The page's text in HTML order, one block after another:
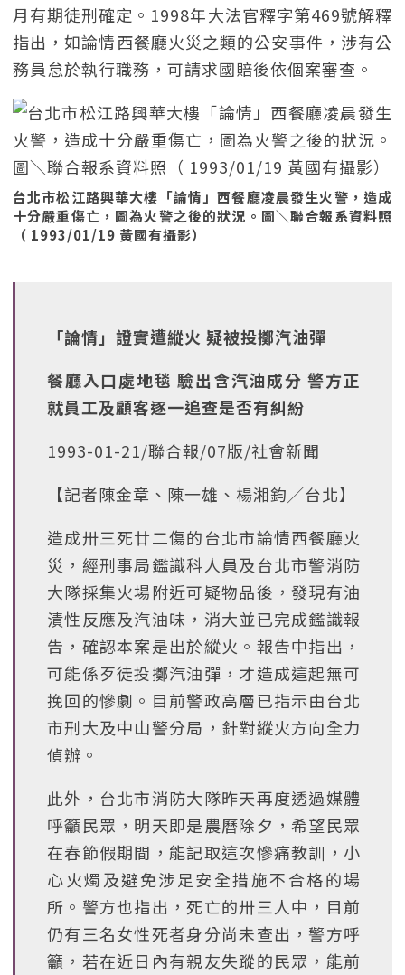
月有期徒刑確定。1998年大法官釋字第469號解釋
指出，如論情西餐廳火災之類的公安事件，涉有公
務員怠於執行職務，可請求國賠後依個案審查。
台北市松江路興華大樓「論情」西餐廳凌晨發生火警，造成
十分嚴重傷亡，圖為火警之後的狀況。圖＼聯合報系資料照
（ 1993/01/19 黃國有攝影）
「論情」證實遭縱火 疑被投擲汽油彈
餐廳入口處地毯 驗出含汽油成分 警方正
就員工及顧客逐一追查是否有糾紛
1993-01-21/聯合報/07版/社會新聞
【記者陳金章、陳一雄、楊湘鈞╱台北】
造成卅三死廿二傷的台北市論情西餐廳火
災，經刑事局鑑識科人員及台北市警消防
大隊採集火場附近可疑物品後，發現有油
漬性反應及汽油味，消大並已完成鑑識報
告，確認本案是出於縱火。報告中指出，
可能係歹徒投擲汽油彈，才造成這起無可
挽回的慘劇。目前警政高層已指示由台北
市刑大及中山警分局，針對縱火方向全力
偵辦。
此外，台北市消防大隊昨天再度透過媒體
呼籲民眾，明天即是農曆除夕，希望民眾
在春節假期間，能記取這次慘痛教訓，小
心火燭及避免涉足安全措施不合格的場
所。警方也指出，死亡的卅三人中，目前
仍有三名女性死者身分尚未查出，警方呼
籲，若在近日內有親友失蹤的民眾，能前